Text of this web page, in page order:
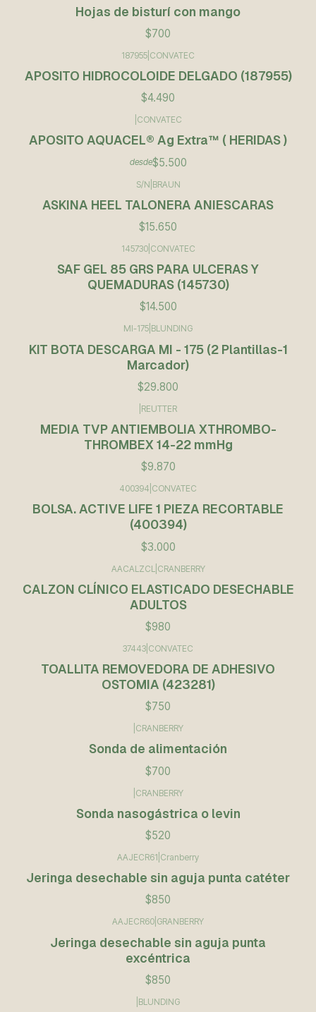
Hojas de bisturí con mango
$700
187955 CONVATEC
APOSITO HIDROCOLOIDE DELGADO (187955)
$4.490
CONVATEC
APOSITO AQUACEL® Ag Extra™ ( HERIDAS )
desde$5.500
No disponible
S/N BRAUN
ASKINA HEEL TALONERA ANIESCARAS
$15.650
145730| CONVATEC
SAF GEL 85 GRS PARA ULCERAS Y
QUEMADURAS (145730)
$14.500
MI-175 BLUNDING
KIT BOTA DESCARGA MI - 175 (2 Plantillas-1
Marcador)
$29.800
REUTTER
MEDIA TVP ANTIEMBOLIA XTHROMBO-
THROMBEX 14-22 mmHg
$9.870
400394 CONVATEC
BOLSA. ACTIVE LIFE 1 PIEZA RECORTABLE
(400394)
$3.000
Agotado
AACALZCL CRANBERRY
CALZON CLÍNICO ELASTICADO DESECHABLE
ADULTOS
$980
37443 CONVATEC
TOALLITA REMOVEDORA DE ADHESIVO
OSTOMIA (423281)
$750
CRANBERRY
Sonda de alimentación
$700
CRANBERRY
Sonda nasogástrica o levin
$520
AAJECR61 Cranberry
Jeringa desechable sin aguja punta catéter
$850
AAJECR60 GRANBERRY
Jeringa desechable sin aguja punta
excéntrica
$850
BLUNDING